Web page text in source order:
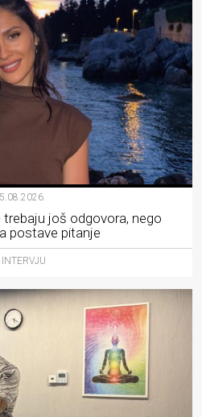
trebaju još odgovora, nego
postave pitanje
INTERVJU